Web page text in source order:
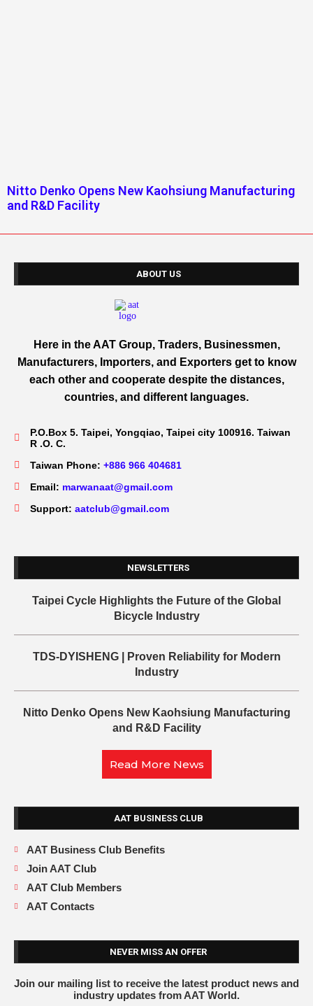
Nitto Denko Opens New Kaohsiung Manufacturing
and R&D Facility
ABOUT US
Here in the AAT Group, Traders, Businessmen,
Manufacturers, Importers, and Exporters get to know
each other and cooperate despite the distances,
countries, and different languages.
P.O.Box 5. Taipei, Yongqiao, Taipei city 100916. Taiwan
R .O. C.
Taiwan Phone: +886 966 404681
Email: marwanaat@gmail.com
Support: aatclub@gmail.com
NEWSLETTERS
Taipei Cycle Highlights the Future of the Global
Bicycle Industry
TDS-DYISHENG | Proven Reliability for Modern
Industry
Nitto Denko Opens New Kaohsiung Manufacturing
and R&D Facility
Read More News
AAT BUSINESS CLUB
AAT Business Club Benefits
Join AAT Club
AAT Club Members
AAT Contacts
NEVER MISS AN OFFER
Join our mailing list to receive the latest product news and
industry updates from AAT World.